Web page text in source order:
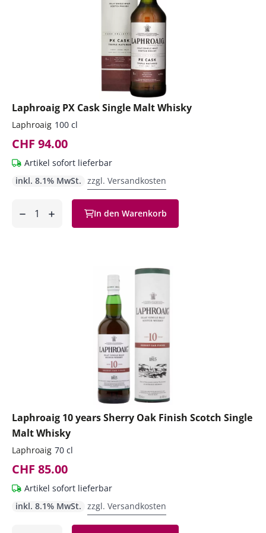
Laphroaig PX Cask Single Malt Whisky
Laphroaig 100 cl
CHF 94.00
Artikel sofort lieferbar
inkl. 8.1% MwSt. zzgl. Versandkosten
In den Warenkorb
Laphroaig 10 years Sherry Oak Finish Scotch Single
Malt Whisky
Laphroaig 70 cl
CHF 85.00
Artikel sofort lieferbar
inkl. 8.1% MwSt. zzgl. Versandkosten